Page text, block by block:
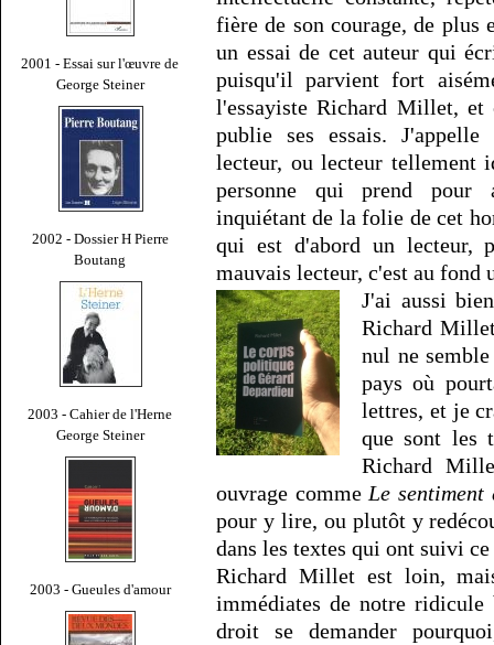
2001 - Essai sur l'œuvre de
George Steiner
2002 - Dossier H Pierre
Boutang
2003 - Cahier de l'Herne
George Steiner
2003 - Gueules d'amour
fière de son courage, de plus
un essai de cet auteur qui
puisqu'il parvient fort
l'essayiste Richard Millet,
publie ses essais.
lecteur, ou lecteur tellement
personne qui prend pour
inquiétant de la folie de cet
qui est d'abord un lecteur,
mauvais lecteur, c'est au fond
J'ai aussi
Richard
nul ne
pays où
lettres, et je
que sont les
Richard
ouvrage comme Le
pour y lire, ou plutôt y
dans les textes qui ont suivi
Richard Millet est loin,
immédiates de notre
droit se demander